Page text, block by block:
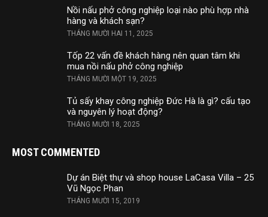
Nồi nấu phở công nghiệp loại nào phù hợp nhà
hàng và khách sạn?
THÁNG MƯỜI HAI 11, 2025
Tốp 22 vấn đề khách hàng nên quan tâm khi
mua nồi nấu phở công nghiệp
THÁNG MƯỜI MỘT 19, 2025
Tủ sấy khay công nghiệp Đức Hà là gì? cấu tạo
và nguyên lý hoạt động?
THÁNG MƯỜI 18, 2025
MOST COMMENTED
Dự án Biệt thự và shop house LaCasa Villa – 25
Vũ Ngọc Phan
THÁNG MƯỜI 15, 2019